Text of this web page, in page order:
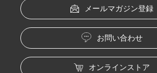
メールマガジン登録
お問い合わせ
オンラインストア